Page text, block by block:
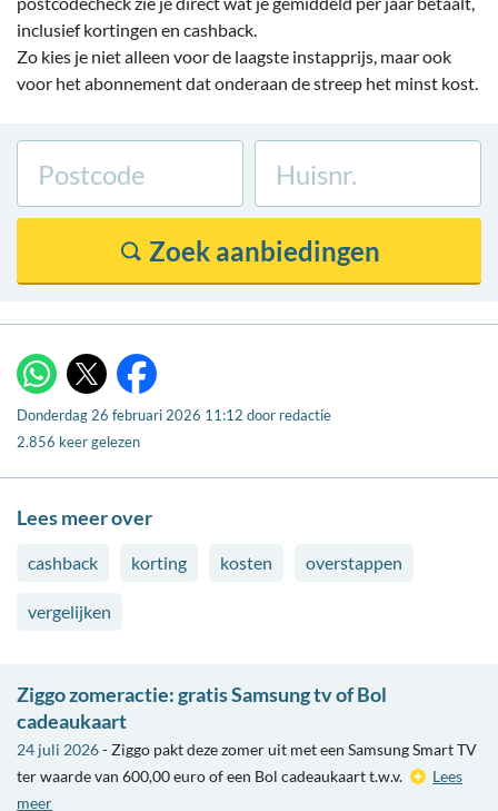
inclusief kortingen en cashback.
Zo kies je niet alleen voor de laagste instapprijs, maar ook
voor het abonnement dat onderaan de streep het minst kost.
WhatsApp Facebook
Donderdag 26 februari 2026 11:12 door redactie
2.856 keer gelezen
Lees meer over
cashback korting kosten overstappen
vergelijken
Ziggo zomeractie: gratis Samsung tv of Bol
cadeaukaart
24 juli 2026- Ziggo pakt deze zomer uit met een Samsung Smart TV
ter waarde van 600,00 euro of een Bol cadeaukaart t.w.v.
Lees
meer